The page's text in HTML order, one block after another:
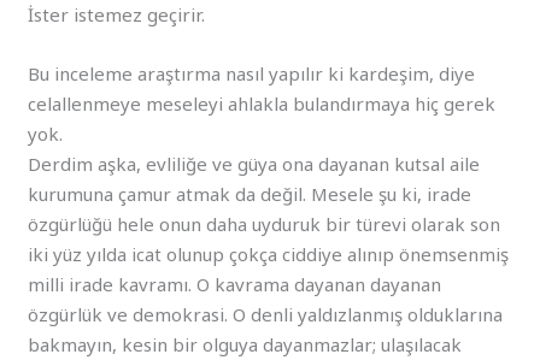
İster istemez geçirir.
Bu inceleme araştırma nasıl yapılır ki kardeşim, diye
celallenmeye meseleyi ahlakla bulandırmaya hiç gerek
yok.
Derdim aşka, evliliğe ve güya ona dayanan kutsal aile
kurumuna çamur atmak da değil. Mesele şu ki, irade
özgürlüğü hele onun daha uyduruk bir türevi olarak son
iki yüz yılda icat olunup çokça ciddiye alınıp önemsenmiş
milli irade kavramı. O kavrama dayanan dayanan
özgürlük ve demokrasi. O denli yaldızlanmış olduklarına
bakmayın, kesin bir olguya dayanmazlar; ulaşılacak